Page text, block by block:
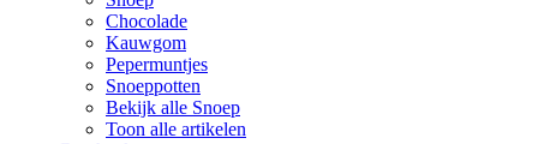
Chocolade
Kauwgom
Pepermuntjes
Snoeppotten
Bekijk alle Snoep
Toon alle artikelen